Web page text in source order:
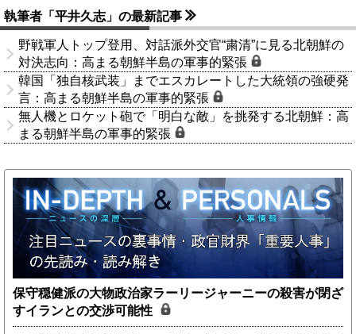
執筆者「平井久志」の最新記事
野戦軍人トップ登用、対話派外交官“粛清”に見る北朝鮮の
対決志向：高まる朝鮮半島の軍事的緊張
韓国「独自核武装」までエスカレートした大統領の強硬発
言：高まる朝鮮半島の軍事的緊張
無人機とロケット砲で「明白な敵」を挑発する北朝鮮：高
まる朝鮮半島の軍事的緊張
保守穏健派の大物政治家ラーリージャーニーの殺害が閉ざ
すイランとの交渉可能性